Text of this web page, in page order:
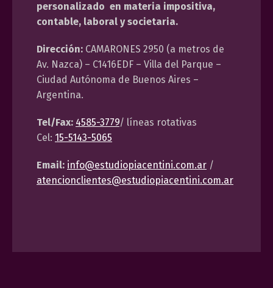
personalizado en materia impositiva,
contable, laboral y societaria.
Dirección: CAMARONES 2950 (a metros de
Av. Nazca) – C1416EDF – Villa del Parque –
Ciudad Autónoma de Buenos Aires –
Argentina.
Tel/Fax: 4585-3779/ líneas rotativas
Cel: 15-5143-5065
Email: info@estudiopiacentini.com.ar /
atencionclientes@estudiopiacentini.com.ar